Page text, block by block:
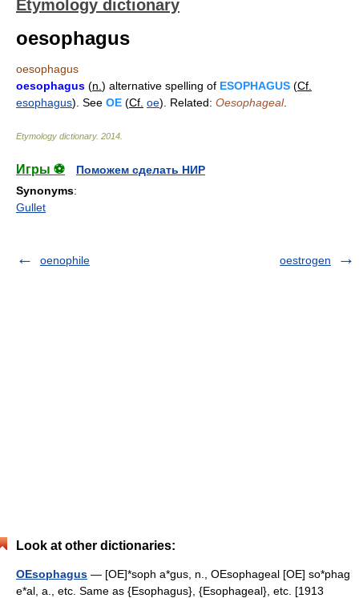
Etymology dictionary
oesophagus
oesophagus
oesophagus (n. ) alternative spelling of ESOPHAGUS (Cf.
esophagus). See OE (Cf. oe). Related: Oesophageal.
Etymology dictionary. 2014
Игры ⚽
Поможем сделать НИР
Synonyms:
Gullet
oenophile oestrogen
Look at other dictionaries:
OEsophagus — [OE]*soph a*gus, n., OEsophageal [OE] so*phag
e*al, a., etc. Same as {Esophagus}, {Esophageal}, etc. [1913